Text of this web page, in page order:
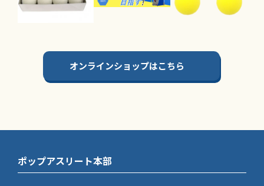
オンラインショップはこちら
ポップアスリート本部